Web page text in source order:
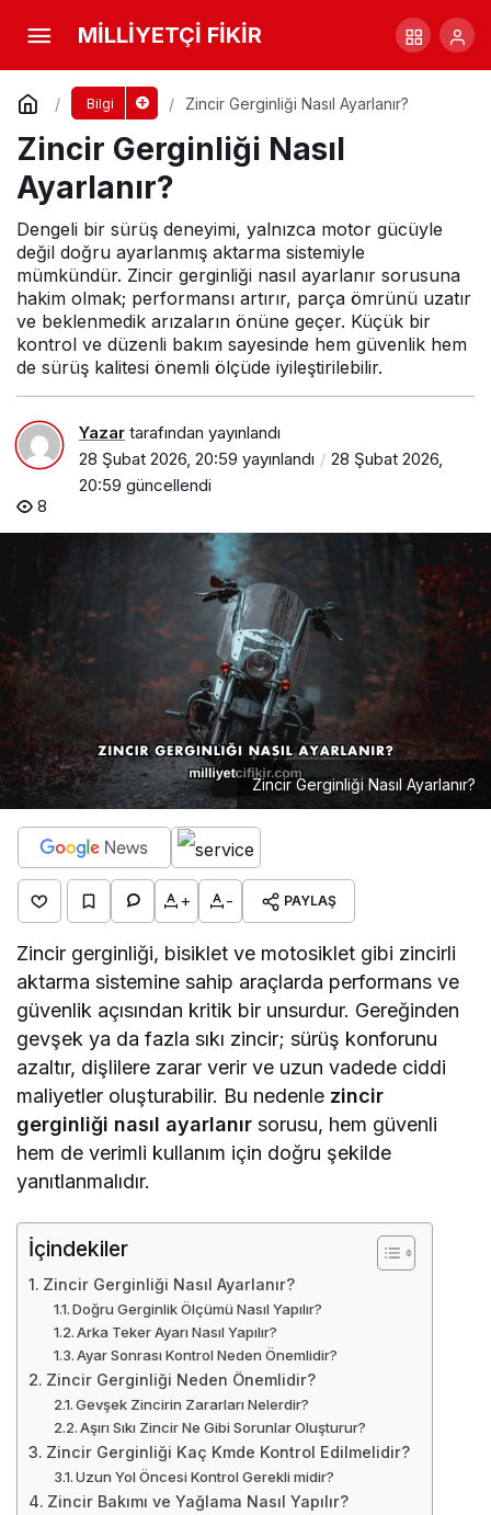
MİLLİYETÇİ FİKİR
Bilgi Zincir Gerginliği Nasıl Ayarlanır?
Zincir Gerginliği Nasıl
Ayarlanır?
Dengeli bir sürüş deneyimi, yalnızca motor gücüyle
değil doğru ayarlanmış aktarma sistemiyle
mümkündür. Zincir gerginliği nasıl ayarlanır sorusuna
hakim olmak; performansı artırır, parça ömrünü uzatır
ve beklenmedik arızaların önüne geçer. Küçük bir
kontrol ve düzenli bakım sayesinde hem güvenlik hem
de sürüş kalitesi önemli ölçüde iyileştirilebilir.
Yazar tarafından yayınlandı
28 Şubat 2026, 20:59 yayınlandı
28 Şubat 2026,
20:59 güncellendi
8
Zincir Gerginliği Nasıl Ayarlanır?
+ - PAYLAŞ
Zincir gerginliği, bisiklet ve motosiklet gibi zincirli
aktarma sistemine sahip araçlarda performans ve
güvenlik açısından kritik bir unsurdur. Gereğinden
gevşek ya da fazla sıkı zincir; sürüş konforunu
azaltır, dişlilere zarar verir ve uzun vadede ciddi
maliyetler oluşturabilir. Bu nedenle zincir
gerginliği nasıl ayarlanır sorusu, hem güvenli
hem de verimli kullanım için doğru şekilde
yanıtlanmalıdır.
İçindekiler
Zincir Gerginliği Nasıl Ayarlanır?
Doğru Gerginlik Ölçümü Nasıl Yapılır?
Arka Teker Ayarı Nasıl Yapılır?
Ayar Sonrası Kontrol Neden Önemlidir?
Zincir Gerginliği Neden Önemlidir?
Gevşek Zincirin Zararları Nelerdir?
Aşırı Sıkı Zincir Ne Gibi Sorunlar Oluşturur?
Zincir Gerginliği Kaç Kmde Kontrol Edilmelidir?
Uzun Yol Öncesi Kontrol Gerekli midir?
Zincir Bakımı ve Yağlama Nasıl Yapılır?
Motosiklet Lastik Basıncı Kaç Olmalı?
Yorum Yap